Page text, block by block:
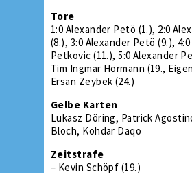
Tore
1:0 Alexander Petö (1.), 2:0
(8.), 3:0 Alexander Petö (9.),
Petkovic (11.), 5:0 Alexander
Tim Ingmar Hörmann (19.,
Ersan Zeybek (24.)
Gelbe Karten
Lukasz Döring, Patrick
Bloch, Kohdar Daqo
Zeitstrafe
– Kevin Schöpf (19.)